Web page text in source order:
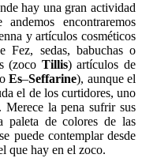
hay una gran actividad
encontraremos
y artículos cosméticos
Fez, sedas, babuchas o
(zoco Tillis) artículos de
Es–Seffarine), aunque el
el de los curtidores, uno
Merece la pena sufrir sus
paleta de colores de las
puede contemplar desde
que hay en el zoco.